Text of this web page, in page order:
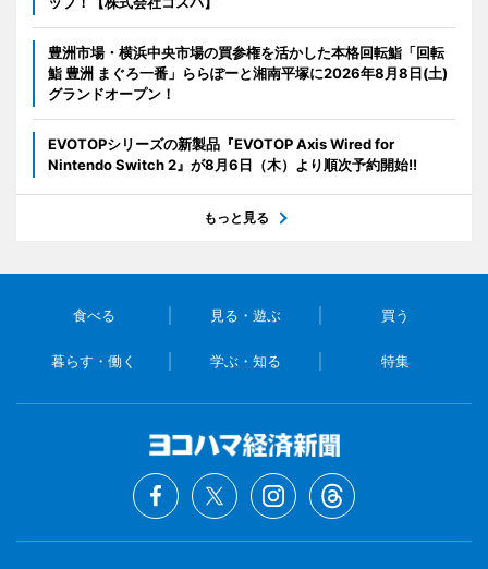
豊洲市場・横浜中央市場の買参権を活かした本格回転鮨「回転
鮨 豊洲 まぐろ一番」ららぽーと湘南平塚に2026年8月8日(土)
グランドオープン！
EVOTOPシリーズの新製品『EVOTOP Axis Wired for
Nintendo Switch 2』が8月6日（木）より順次予約開始!!
もっと見る
食べる 見る・遊ぶ 買う
暮らす・働く 学ぶ・知る 特集